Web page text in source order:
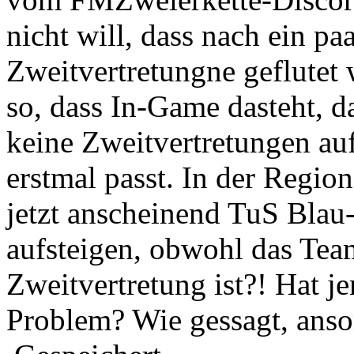
nicht will, dass nach ein
Zweitvertretungne geflutet
so, dass In-Game dasteht,
keine Zweitvertretungen
erstmal passt. In der
jetzt anscheinend TuS
aufsteigen, obwohl das
Zweitvertretung ist?! Hat
Problem? Wie gessagt,